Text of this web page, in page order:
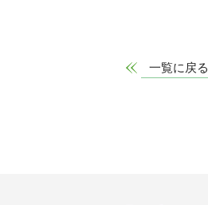
一覧に戻る